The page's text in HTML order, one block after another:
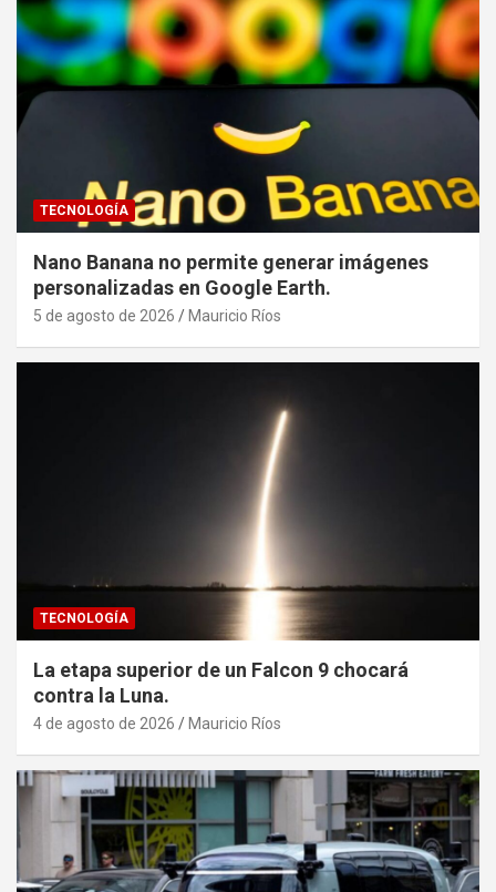
TECNOLOGÍA
Nano Banana no permite generar imágenes
personalizadas en Google Earth.
5 de agosto de 2026 Mauricio Ríos
TECNOLOGÍA
La etapa superior de un Falcon 9 chocará
contra la Luna.
4 de agosto de 2026 Mauricio Ríos